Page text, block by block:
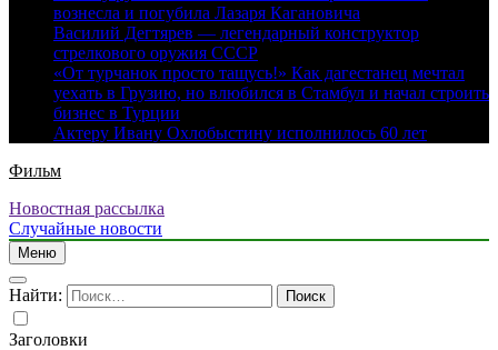
вознесла и погубила Лазаря Кагановича
Василий Дегтярев — легендарный конструктор
стрелкового оружия СССР
«От турчанок просто тащусь!» Как дагестанец мечтал
уехать в Грузию, но влюбился в Стамбул и начал строить
бизнес в Турции
Актеру Ивану Охлобыстину исполнилось 60 лет
Фильм
Новостная рассылка
Случайные новости
Меню
Найти:
Заголовки